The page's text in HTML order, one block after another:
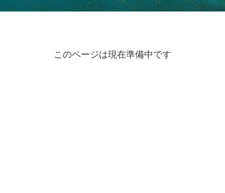
このページは現在準備中です